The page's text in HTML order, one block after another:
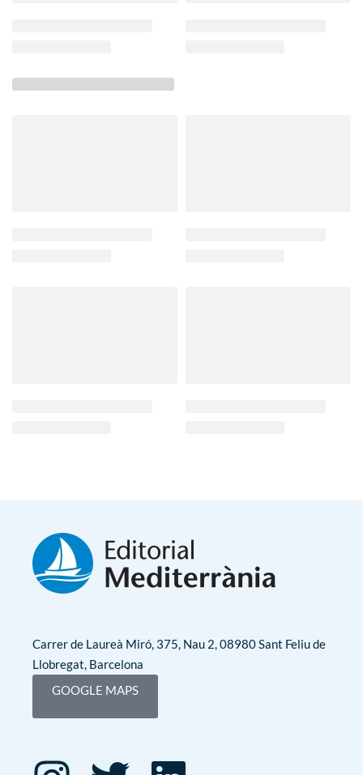
Carrer de Laureà Miró, 375, Nau 2, 08980 Sant Feliu de
Llobregat, Barcelona
GOOGLE MAPS